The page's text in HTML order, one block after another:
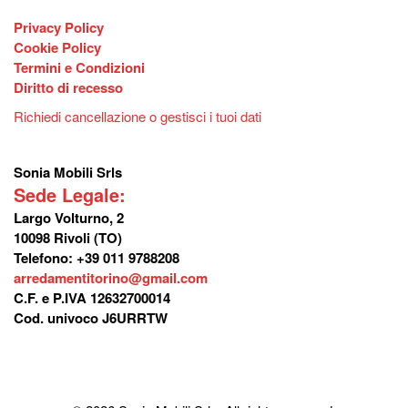
Privacy Policy
Cookie Policy
Termini e Condizioni
Diritto di recesso
Richiedi cancellazione o gestisci i tuoi dati
Sonia Mobili Srls
Sede Legale:
Largo Volturno, 2
10098 Rivoli (TO)
Telefono: +39 011 9788208
arredamentitorino@gmail.com
C.F. e P.IVA 12632700014
Cod. univoco J6URRTW